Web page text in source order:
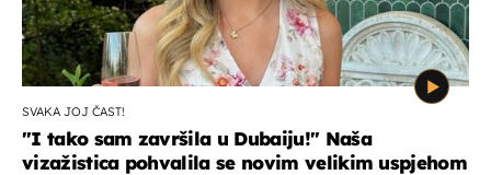
SVAKA JOJ ČAST!
"I tako sam završila u Dubaiju!" Naša
vizažistica pohvalila se novim velikim uspjehom